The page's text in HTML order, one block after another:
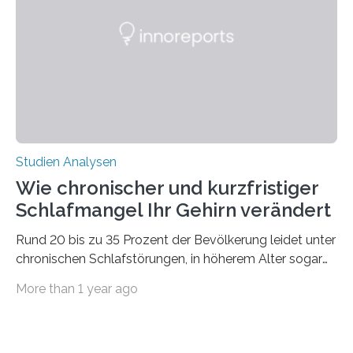
derzeitigen Verbreitungsgebiets bis zum Jahr 2100
Studien Analysen
Wie chronischer und kurzfristiger
Schlafmangel Ihr Gehirn verändert
Rund 20 bis zu 35 Prozent der Bevölkerung leidet unter
chronischen Schlafstörungen, in höherem Alter sogar
Erwachsene kennt zudem ein kurzfristiges Schlafdefizit:
More than 1 year ago